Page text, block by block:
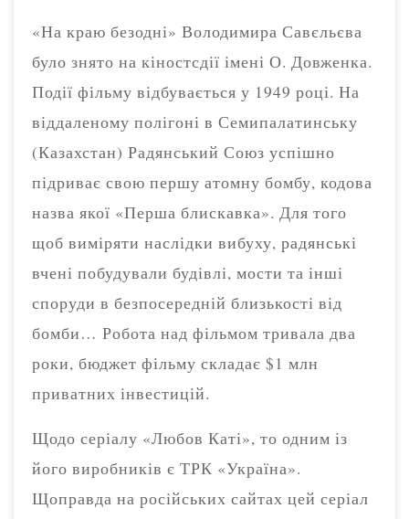
«На краю безодні» Володимира Савєльєва
було знято на кіностсдії імені О. Довженка.
Події фільму відбувається у 1949 році. На
віддаленому полігоні в Семипалатинську
(Казахстан) Радянський Союз успішно
підриває свою першу атомну бомбу, кодова
назва якої «Перша блискавка». Для того
щоб виміряти наслідки вибуху, радянські
вчені побудували будівлі, мости та інші
споруди в безпосередній близькості від
бомби… Робота над фільмом тривала два
роки, бюджет фільму складає $1 млн
приватних інвестицій.
Щодо серіалу «Любов Каті», то одним із
його виробників є ТРК «Україна».
Щоправда на російських сайтах цей серіал